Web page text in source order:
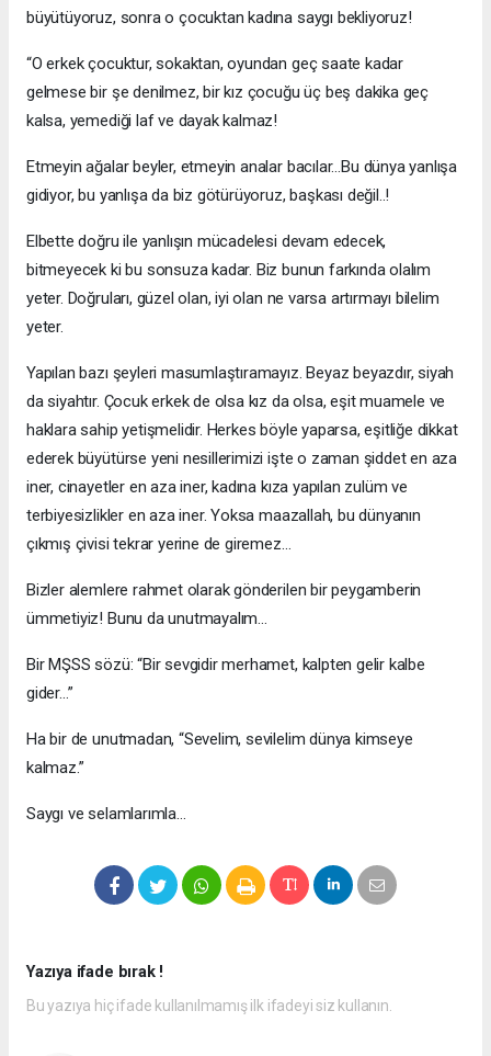
büyütüyoruz, sonra o çocuktan kadına saygı bekliyoruz!
“O erkek çocuktur, sokaktan, oyundan geç saate kadar
gelmese bir şe denilmez, bir kız çocuğu üç beş dakika geç
kalsa, yemediği laf ve dayak kalmaz!
Etmeyin ağalar beyler, etmeyin analar bacılar…Bu dünya yanlışa
gidiyor, bu yanlışa da biz götürüyoruz, başkası değil..!
Elbette doğru ile yanlışın mücadelesi devam edecek,
bitmeyecek ki bu sonsuza kadar. Biz bunun farkında olalım
yeter. Doğruları, güzel olan, iyi olan ne varsa artırmayı bilelim
yeter.
Yapılan bazı şeyleri masumlaştıramayız. Beyaz beyazdır, siyah
da siyahtır. Çocuk erkek de olsa kız da olsa, eşit muamele ve
haklara sahip yetişmelidir. Herkes böyle yaparsa, eşitliğe dikkat
ederek büyütürse yeni nesillerimizi işte o zaman şiddet en aza
iner, cinayetler en aza iner, kadına kıza yapılan zulüm ve
terbiyesizlikler en aza iner. Yoksa maazallah, bu dünyanın
çıkmış çivisi tekrar yerine de giremez…
Bizler alemlere rahmet olarak gönderilen bir peygamberin
ümmetiyiz! Bunu da unutmayalım…
Bir MŞSS sözü: “Bir sevgidir merhamet, kalpten gelir kalbe
gider…”
Ha bir de unutmadan, “Sevelim, sevilelim dünya kimseye
kalmaz.”
Saygı ve selamlarımla…
Yazıya ifade bırak !
Bu yazıya hiç ifade kullanılmamış ilk ifadeyi siz kullanın.